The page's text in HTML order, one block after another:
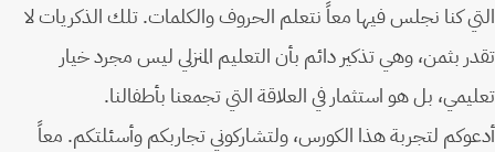
التي كنا نجلس فيها معاً نتعلم الحروف والكلمات. تلك الذكريات لا
تقدر بثمن، وهي تذكير دائم بأن التعليم المنزلي ليس مجرد خيار
تعليمي، بل هو استثمار في العلاقة التي تجمعنا بأطفالنا.
أدعوكم لتجربة هذا الكورس، ولتشاركوني تجاربكم وأسئلتكم. معاً